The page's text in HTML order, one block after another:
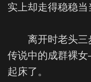
实上却走得稳稳当
离开时老头三
传说中的成群裸
起床了。